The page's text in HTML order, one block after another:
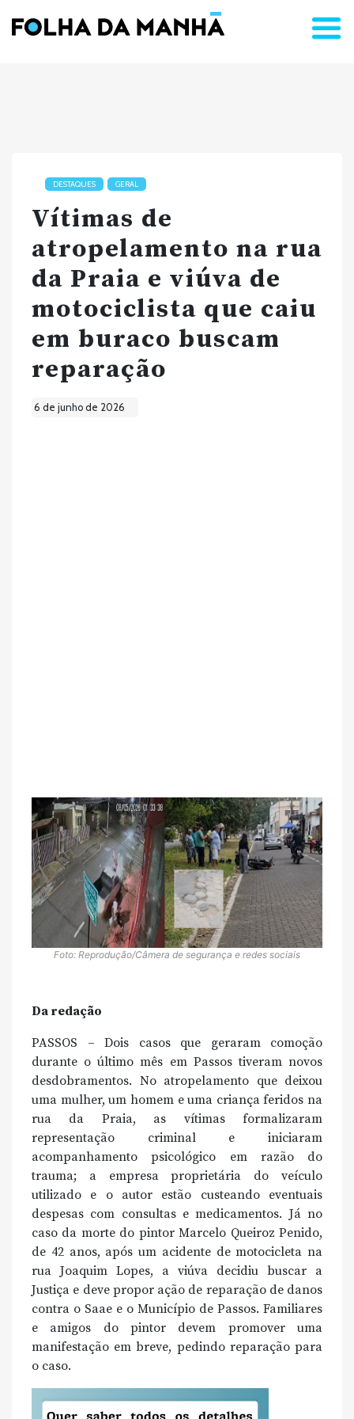
DESTAQUES GERAL
Vítimas de
atropelamento na rua
da Praia e viúva de
motociclista que caiu
em buraco buscam
reparação
6 de junho de 2026
Foto: Reprodução/Câmera de segurança e redes sociais
Da redação
PASSOS – Dois casos que geraram comoção
durante o último mês em Passos tiveram novos
desdobramentos. No atropelamento que deixou
uma mulher, um homem e uma criança feridos na
rua da Praia, as vítimas formalizaram
representação criminal e iniciaram
acompanhamento psicológico em razão do
trauma; a empresa proprietária do veículo
utilizado e o autor estão custeando eventuais
despesas com consultas e medicamentos. Já no
caso da morte do pintor Marcelo Queiroz Penido,
de 42 anos, após um acidente de motocicleta na
rua Joaquim Lopes, a viúva decidiu buscar a
Justiça e deve propor ação de reparação de danos
contra o Saae e o Município de Passos. Familiares
e amigos do pintor devem promover uma
manifestação em breve, pedindo reparação para
o caso.